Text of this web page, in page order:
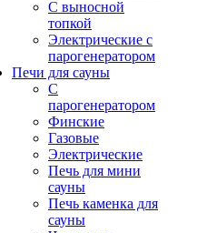
С выносной
топкой
Электрические с
парогенератором
Печи для сауны
С
парогенератором
Финские
Газовые
Электрические
Печь для мини
сауны
Печь каменка для
сауны